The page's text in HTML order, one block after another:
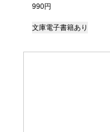
990円
文庫電子書籍あり